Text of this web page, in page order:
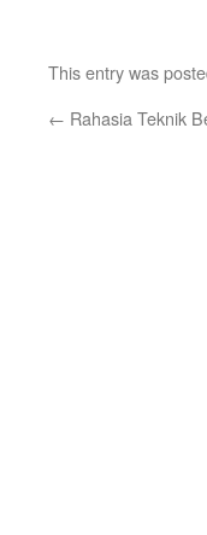
This entry was
← Rahasia Teknik